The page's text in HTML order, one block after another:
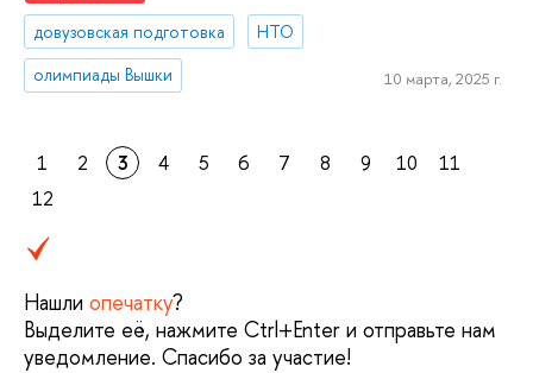
довузовская подготовка
НТО
олимпиады Вышки
10 марта, 2025 г.
1 2 3 4 5 6 7 8 9 10
11
12
Нашли опечатку?
Выделите её, нажмите Ctrl+Enter и отправьте нам
уведомление. Спасибо за участие!